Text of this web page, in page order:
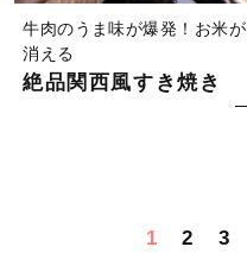
牛肉のうま味が爆発！お米が
消える
絶品関西風すき焼き
1 2 3